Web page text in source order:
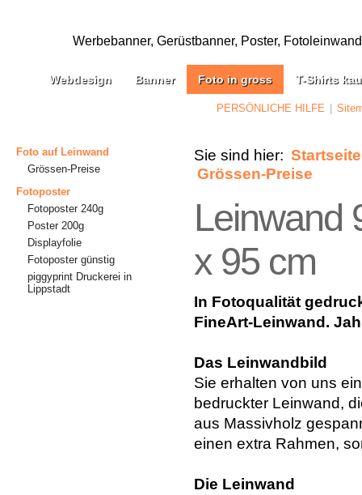
Werbebanner, Gerüstbanner, Poster,
Webdesign Banner Foto in gross T-Shirts
PERSÖNLICHE HILFE
Foto auf Leinwand
Grössen-Preise
Fotoposter
Fotoposter 240g
Poster 200g
Displayfolie
Fotoposter günstig
piggyprint Druckerei in
Lippstadt
Sie sind hier: Startseite
Grössen-Preise
Leinwand
x 95 cm
In Fotoqualität
FineArt-Leinwand.
Das Leinwandbild
Sie erhalten von uns
bedruckter Leinwand,
aus Massivholz
einen extra Rahmen,
Die Leinwand